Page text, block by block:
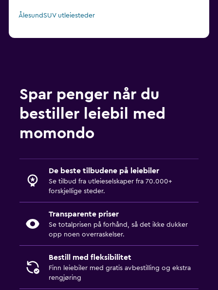
ÅlesundSUV utleiesteder
Spar penger når du
bestiller leiebil med
momondo
De beste tilbudene på leiebiler
Se tilbud fra utleieselskaper fra 70.000+
forskjellige steder.
Transparente priser
Se totalprisen på forhånd, så det ikke dukker
opp noen overraskelser.
Bestill med fleksibilitet
Finn leiebiler med gratis avbestilling og ekstra
rengjøring